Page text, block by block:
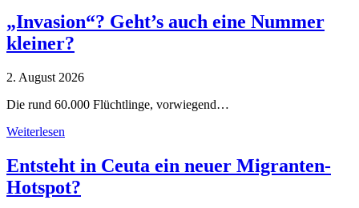
„Invasion“? Geht’s auch eine Nummer
kleiner?
2. August 2026
Die rund 60.000 Flüchtlinge, vorwiegend…
Weiterlesen
Entsteht in Ceuta ein neuer Migranten-
Hotspot?